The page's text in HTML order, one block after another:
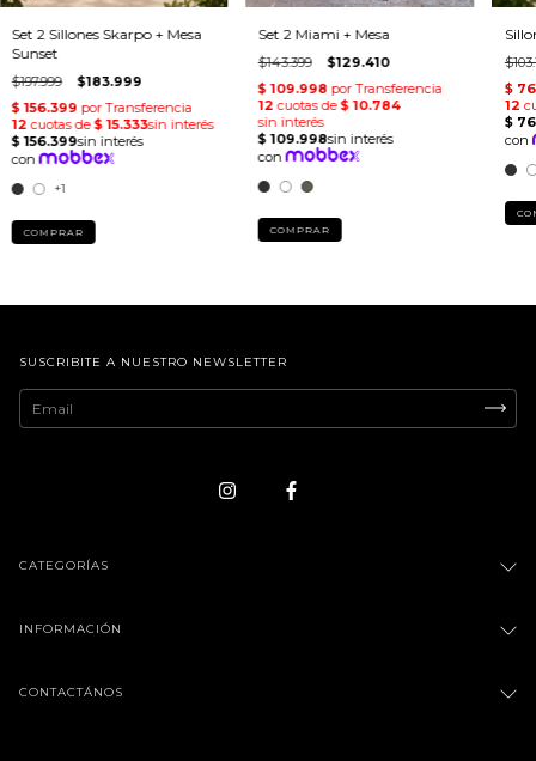
Set 2 Sillones Skarpo + Mesa
Sunset
$197.999 $183.999
+1
COMPRAR
Set 2 Miami + Mesa
$143.399 $129.410
COMPRAR
SUSCRIBITE A NUESTRO NEWSLETTER
CATEGORÍAS
INFORMACIÓN
CONTACTÁNOS